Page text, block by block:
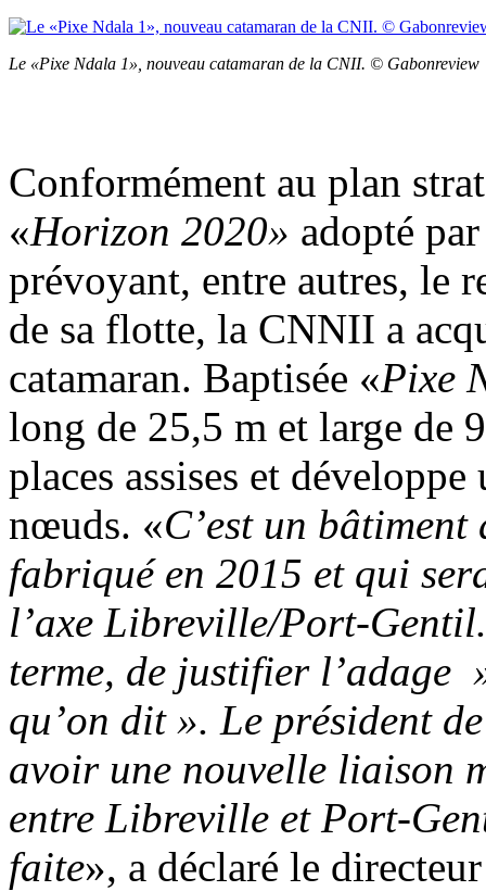
Le «Pixe Ndala 1», nouveau catamaran de la CNII. © Gabonreview
Conformément au plan
«Horizon 2020» adopté
prévoyant, entre autres, le
de sa flotte, la CNNII a
catamaran. Baptisée «Pixe
long de 25,5 m et large de
places assises et
nœuds. «C’est un
fabriqué en 2015 et qui
l’axe Libreville/Port-
terme, de justifier l’adage
qu’on dit ». Le président
avoir une nouvelle liaison
entre Libreville et Port-
faite», a déclaré le